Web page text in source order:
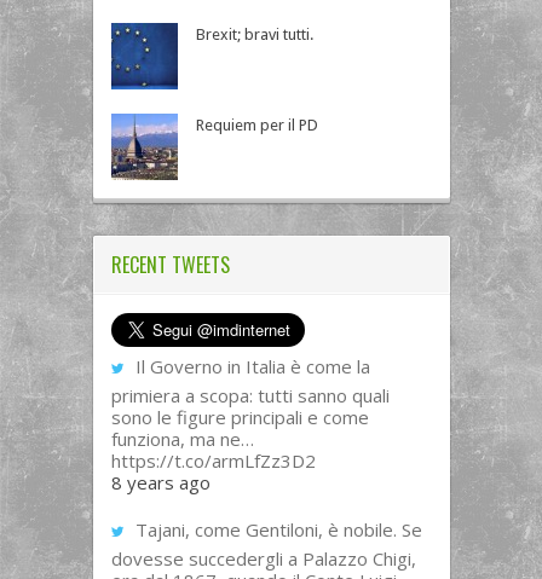
Brexit; bravi tutti.
Requiem per il PD
RECENT TWEETS
Il Governo in Italia è come la
primiera a scopa: tutti sanno quali
sono le figure principali e come
funziona, ma ne…
https://t.co/armLfZz3D2
8 years ago
Tajani, come Gentiloni, è nobile. Se
dovesse succedergli a Palazzo Chigi,